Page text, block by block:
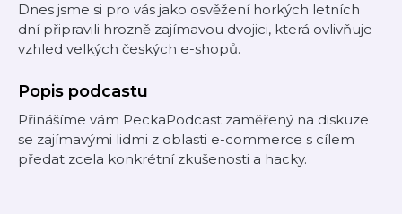
Dnes jsme si pro vás jako osvěžení horkých letních
dní připravili hrozně zajímavou dvojici, která ovlivňuje
vzhled velkých českých e-shopů.
Popis podcastu
Přinášíme vám PeckaPodcast zaměřený na diskuze
se zajímavými lidmi z oblasti e-commerce s cílem
předat zcela konkrétní zkušenosti a hacky.